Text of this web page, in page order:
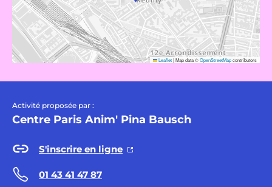
Leaflet|Map data ©OpenStreetMapcontributors
Activité proposée par :
Centre Paris Anim' Pina Bausch
S'inscrire en ligne
01 43 41 47 87